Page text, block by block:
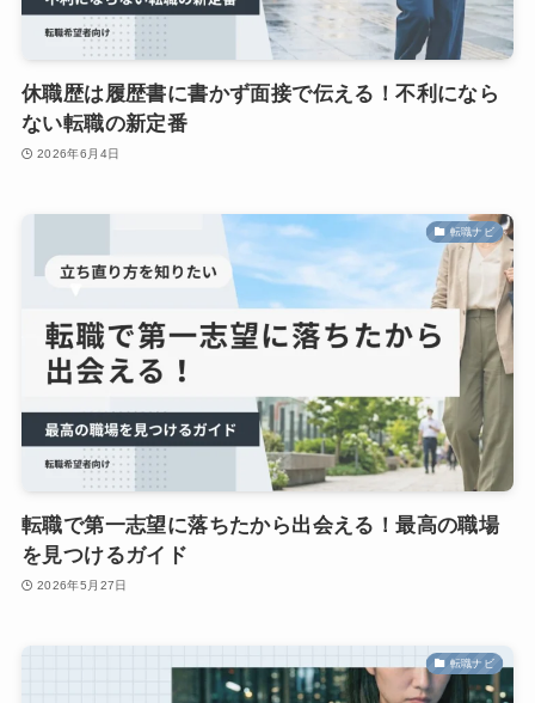
休職歴は履歴書に書かず面接で伝える！不利になら
ない転職の新定番
2026年6月4日
転職ナビ
転職で第一志望に落ちたから出会える！最高の職場
を見つけるガイド
2026年5月27日
転職ナビ